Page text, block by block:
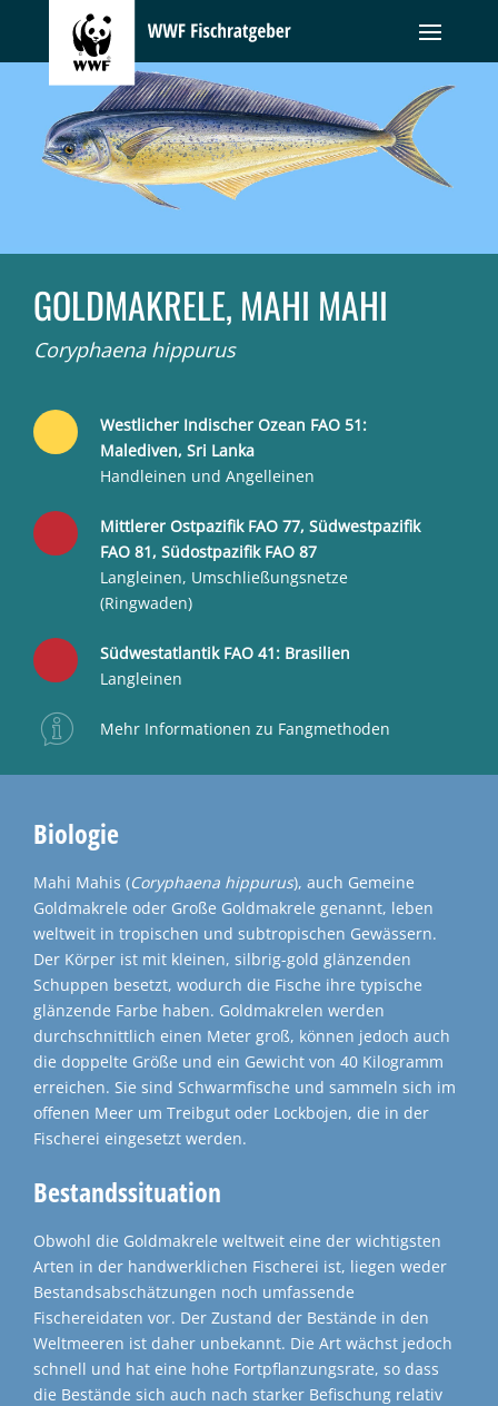
GOLDMAKRELE, MAHI MAHI
Coryphaena hippurus
Westlicher Indischer Ozean FAO 51:
Malediven, Sri Lanka
Handleinen und Angelleinen
Mittlerer Ostpazifik FAO 77, Südwestpazifik
FAO 81, Südostpazifik FAO 87
Langleinen, Umschließungsnetze
(Ringwaden)
Südwestatlantik FAO 41: Brasilien
Langleinen
Mehr Informationen zu Fangmethoden
Biologie
Mahi Mahis (Coryphaena hippurus), auch Gemeine
Goldmakrele oder Große Goldmakrele genannt, leben
weltweit in tropischen und subtropischen Gewässern.
Der Körper ist mit kleinen, silbrig-gold glänzenden
Schuppen besetzt, wodurch die Fische ihre typische
glänzende Farbe haben. Goldmakrelen werden
durchschnittlich einen Meter groß, können jedoch auch
die doppelte Größe und ein Gewicht von 40 Kilogramm
erreichen. Sie sind Schwarmfische und sammeln sich im
offenen Meer um Treibgut oder Lockbojen, die in der
Fischerei eingesetzt werden.
Bestandssituation
Obwohl die Goldmakrele weltweit eine der wichtigsten
Arten in der handwerklichen Fischerei ist, liegen weder
Bestandsabschätzungen noch umfassende
Fischereidaten vor. Der Zustand der Bestände in den
Weltmeeren ist daher unbekannt. Die Art wächst jedoch
schnell und hat eine hohe Fortpflanzungsrate, so dass
die Bestände sich auch nach starker Befischung relativ